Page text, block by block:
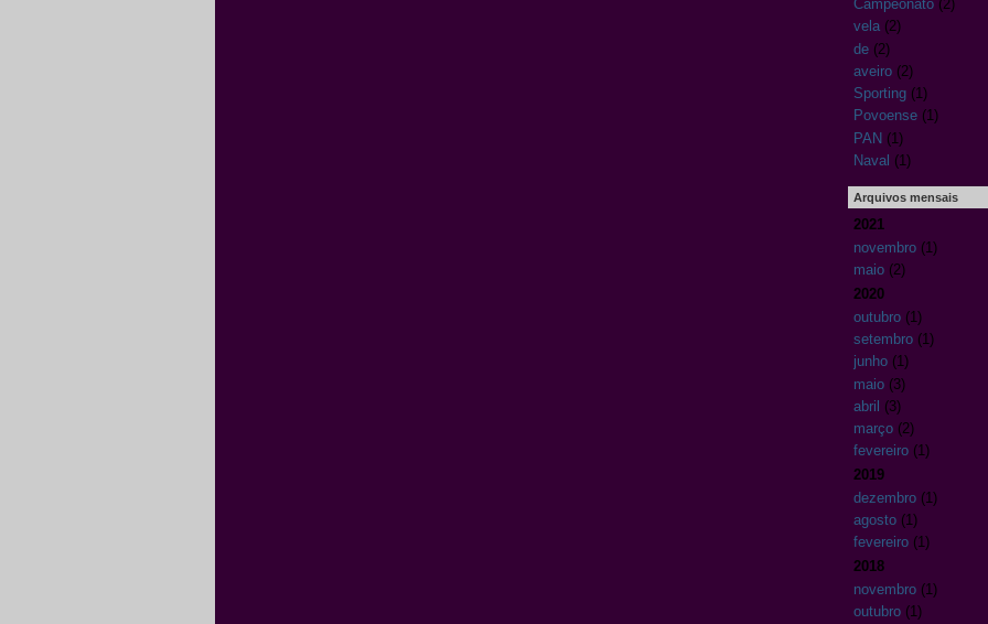
Campeonato(2)
vela(2)
de(2)
aveiro(2)
Sporting(1)
Povoense(1)
PAN(1)
Naval (1)
Arquivos mensais
2021
novembro(1)
maio(2)
2020
outubro(1)
setembro(1)
junho(1)
maio(3)
abril (3)
março(2)
fevereiro(1)
2019
dezembro(1)
agosto(1)
fevereiro(1)
2018
novembro(1)
outubro(1)